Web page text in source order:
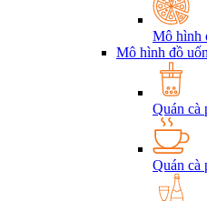
Mô hình
Mô hình đồ
Quán cà
Quán cà